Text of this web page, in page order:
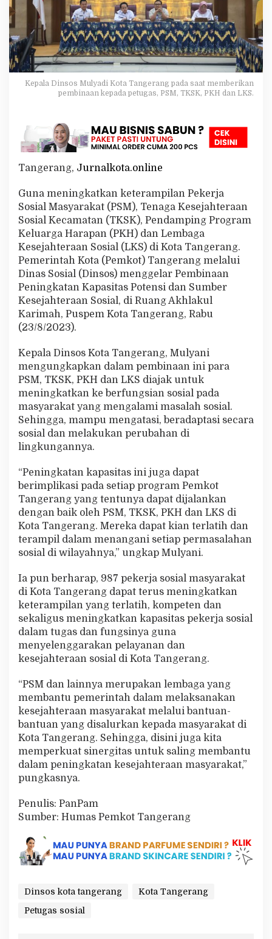
n
g
B
e
r
i
k
a
n
m
b
i
a
n
T
r
h
a
d
p
P
e
t
s
S
o
s
a
l
Kepala Dinsos Mulyadi Kota Tangerang pada saat memberikan
pembinaan kepada petugas, PSM, TKSK, PKH dan LKS.
Tangerang, Jurnalkota.online
Guna meningkatkan keterampilan Pekerja
Sosial Masyarakat (PSM), Tenaga Kesejahteraan
Sosial Kecamatan (TKSK), Pendamping Program
Keluarga Harapan (PKH) dan Lembaga
Kesejahteraan Sosial (LKS) di Kota Tangerang.
Pemerintah Kota (Pemkot) Tangerang melalui
Dinas Sosial (Dinsos) menggelar Pembinaan
Peningkatan Kapasitas Potensi dan Sumber
Kesejahteraan Sosial, di Ruang Akhlakul
Karimah, Puspem Kota Tangerang, Rabu
(23/8/2023).
Kepala Dinsos Kota Tangerang, Mulyani
mengungkapkan dalam pembinaan ini para
PSM, TKSK, PKH dan LKS diajak untuk
meningkatkan ke berfungsian sosial pada
masyarakat yang mengalami masalah sosial.
Sehingga, mampu mengatasi, beradaptasi secara
sosial dan melakukan perubahan di
lingkungannya.
“Peningkatan kapasitas ini juga dapat
berimplikasi pada setiap program Pemkot
Tangerang yang tentunya dapat dijalankan
dengan baik oleh PSM, TKSK, PKH dan LKS di
Kota Tangerang. Mereka dapat kian terlatih dan
terampil dalam menangani setiap permasalahan
sosial di wilayahnya,” ungkap Mulyani.
Ia pun berharap, 987 pekerja sosial masyarakat
di Kota Tangerang dapat terus meningkatkan
keterampilan yang terlatih, kompeten dan
sekaligus meningkatkan kapasitas pekerja sosial
dalam tugas dan fungsinya guna
menyelenggarakan pelayanan dan
kesejahteraan sosial di Kota Tangerang.
“PSM dan lainnya merupakan lembaga yang
membantu pemerintah dalam melaksanakan
kesejahteraan masyarakat melalui bantuan-
bantuan yang disalurkan kepada masyarakat di
Kota Tangerang. Sehingga, disini juga kita
memperkuat sinergitas untuk saling membantu
dalam peningkatan kesejahteraan masyarakat,”
pungkasnya.
Penulis: PanPam
Sumber: Humas Pemkot Tangerang
Dinsos kota tangerang
Kota Tangerang
Petugas sosial